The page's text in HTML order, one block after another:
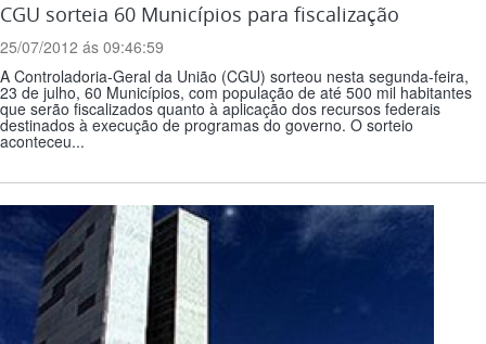
CGU sorteia 60 Municípios para fiscalização
25/07/2012 ás 09:46:59
A Controladoria-Geral da União (CGU) sorteou nesta segunda-feira,
23 de julho, 60 Municípios, com população de até 500 mil habitantes
que serão fiscalizados quanto à aplicação dos recursos federais
destinados à execução de programas do governo. O sorteio
aconteceu...